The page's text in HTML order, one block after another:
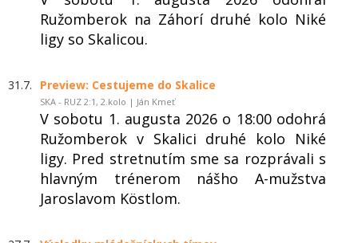
Ružomberok na Záhorí druhé kolo Niké
ligy so Skalicou.
31.7. Preview: Cestujeme do Skalice
SKA - RUZ 2:1, 2.kolo | Ján Kmeť
V sobotu 1. augusta 2026 o 18:00 odohrá
Ružomberok v Skalici druhé kolo Niké
ligy. Pred stretnutím sme sa rozprávali s
hlavným trénerom nášho A-mužstva
Jaroslavom Köstlom.